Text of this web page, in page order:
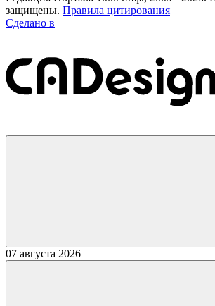
защищены. Правила цитирования
Сделано в
07 августа 2026